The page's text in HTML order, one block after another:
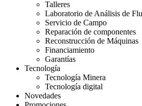
Talleres
Laboratorio de Análisis de
Servicio de Campo
Reparación de componentes
Reconstrucción de Máquinas
Financiamiento
Garantías
Tecnología
Tecnología Minera
Tecnología digital
Novedades